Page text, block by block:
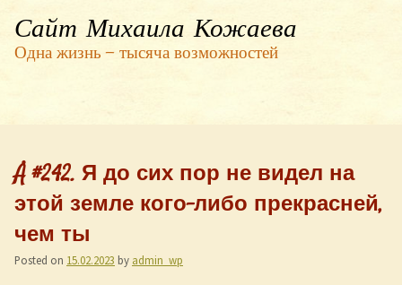
Сайт Михаила Кожаева
Одна жизнь — тысяча возможностей
Å #242. Я до сих пор не видел на
этой земле кого-либо прекрасней,
чем ты
Posted on 15.02.2023 by admin_wp